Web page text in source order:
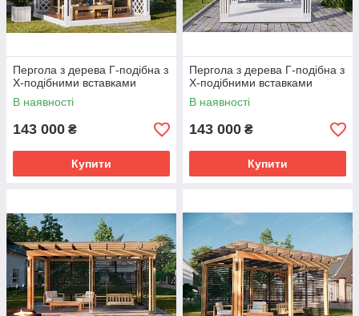
Пергола з дерева Г-подібна з
Х-подібними вставками
В наявності
143 000 ₴
Купити
Пергола з дерева Г-подібна з
Х-подібними вставками
В наявності
143 000 ₴
Купити